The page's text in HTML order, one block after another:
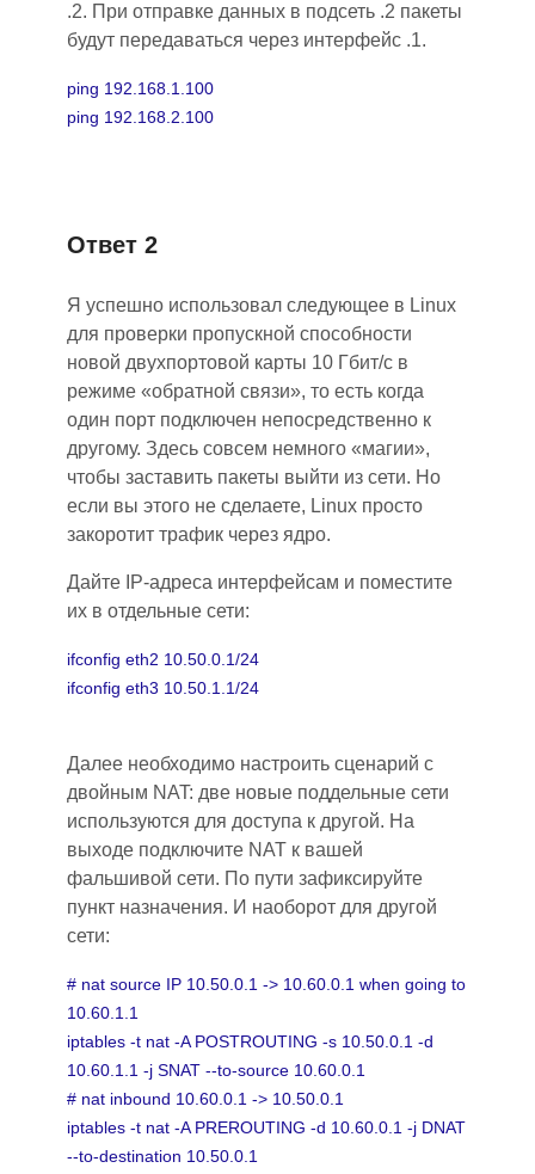
.2. При отправке данных в подсеть .2 пакеты
будут передаваться через интерфейс .1.
ping 192.168.1.100
ping 192.168.2.100
Ответ 2
Я успешно использовал следующее в Linux
для проверки пропускной способности
новой двухпортовой карты 10 Гбит/c в
режиме «обратной связи», то есть когда
один порт подключен непосредственно к
другому. Здесь совсем немного «магии»,
чтобы заставить пакеты выйти из сети. Но
если вы этого не сделаете, Linux просто
закоротит трафик через ядро.
Дайте IP-адреса интерфейсам и поместите
их в отдельные сети:
ifconfig eth2 10.50.0.1/24
ifconfig eth3 10.50.1.1/24
Далее необходимо настроить сценарий с
двойным NAT: две новые поддельные сети
используются для доступа к другой. На
выходе подключите NAT к вашей
фальшивой сети. По пути зафиксируйте
пункт назначения. И наоборот для другой
сети:
# nat source IP 10.50.0.1 -> 10.60.0.1 when going to
10.60.1.1
iptables -t nat -A POSTROUTING -s 10.50.0.1 -d
10.60.1.1 -j SNAT --to-source 10.60.0.1
# nat inbound 10.60.0.1 -> 10.50.0.1
iptables -t nat -A PREROUTING -d 10.60.0.1 -j DNAT
--to-destination 10.50.0.1